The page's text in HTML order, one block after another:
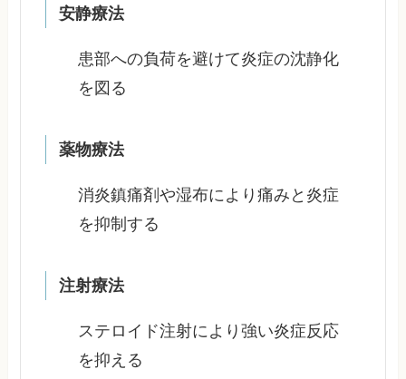
安静療法
患部への負荷を避けて炎症の沈静化
を図る
薬物療法
消炎鎮痛剤や湿布により痛みと炎症
を抑制する
注射療法
ステロイド注射により強い炎症反応
を抑える